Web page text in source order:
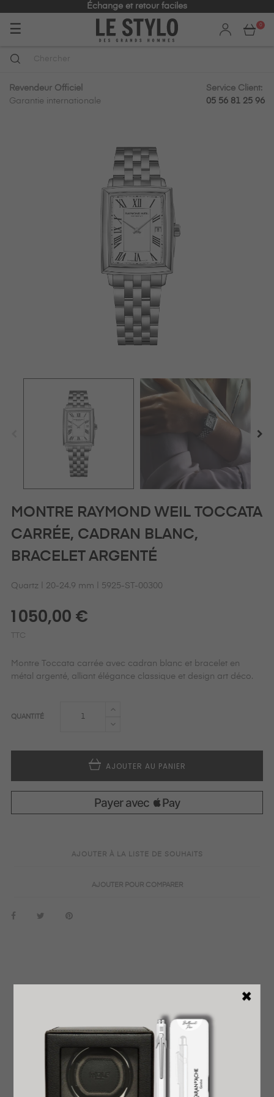
Échange et retour faciles
Basculer
navigation
☰ 0
Revendeur Officiel
Garantie internationale
Service Client:
05 56 81 25 96
MONTRE RAYMOND WEIL TOCCATA
CARRÉE, CADRAN BLANC,
BRACELET ARGENTÉ
Quartz | 20-24.9 mm | 5925-ST-00300
1 050,00 €
TTC
Montre Toccata carrée avec cadran blanc et bracelet en
métal argenté, alliant élégance classique et design art déco.
QUANTITÉ
AJOUTER AU PANIER
AJOUTER À LA LISTE DE SOUHAITS
AJOUTER POUR COMPARER
LIVRAISON EXPRESS OFFERTE PRÊT À OFFRIR
RETOUR FACILE ET GRATUIT
Les nouvelles créations de la ligne Toccata incarnent